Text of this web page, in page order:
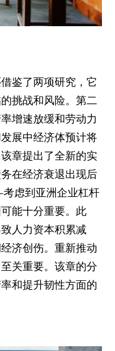
鉴了两项研究，它
挑战和风险。第二
增速放缓和劳动力
展中经济体预计将
章提出了全新的实
在经济衰退出现后
虑到亚洲企业杠杆
能十分重要。此
人力资本积累减
济创伤。重新推动
关重要。该章的分
和提升韧性方面的